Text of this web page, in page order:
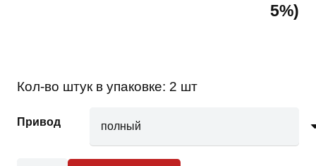
5%)
Кол-во штук в упаковке: 2 шт
Привод